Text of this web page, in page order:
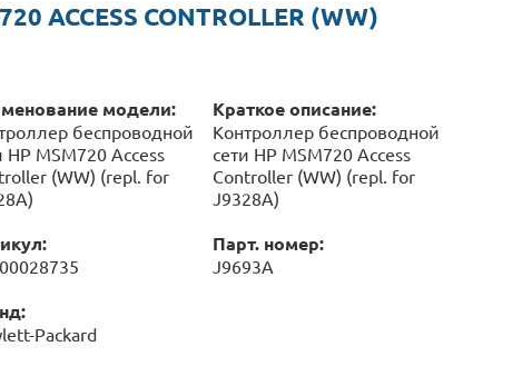
CONTROLLER (WW)
модели:
беспроводной
HP MSM720 Access
(WW) (repl. for
Краткое описание:
Контроллер беспроводной
сети HP MSM720 Access
Controller (WW) (repl. for
J9328A)
Парт. номер:
J9693A
Packard